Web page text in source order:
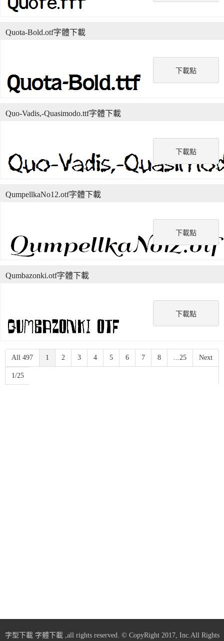
下載點
Quota-Bold.otf字體下載
下載點
Quo-Vadis,-Quasimodo.ttf字體下載
下載點
QumpellkaNo12.otf字體下載
下載點
Qumbazonki.otf字體下載
All 497 1 2 3 4 5 6 7 8 ...25 Next
1/25
字型下載 字體下載,all rights reserved. © CopyRight 2017, Inc.All Rights